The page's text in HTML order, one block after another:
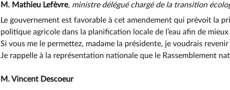
M. Mathieu Lefèvre, ministre délégué chargé de la transition
Le gouvernement est favorable à cet amendement qui prévoit la
politique agricole dans la planification locale de l’eau afin de
Si vous me le permettez, madame la présidente, je voudrais
Je rappelle à la représentation nationale que le Rassemblement
M. Vincent Descoeur